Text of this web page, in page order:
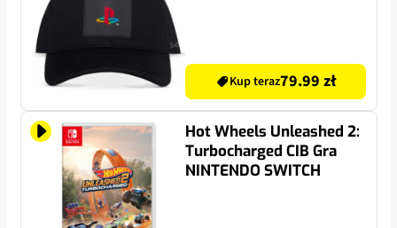
Kup teraz79.99 zł
Hot Wheels Unleashed 2:
Turbocharged CIB Gra
NINTENDO SWITCH